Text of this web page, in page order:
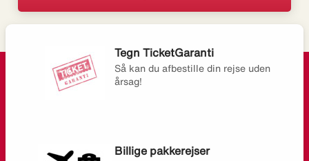
Tegn TicketGaranti
Så kan du afbestille din rejse uden
årsag!
Billige pakkerejser